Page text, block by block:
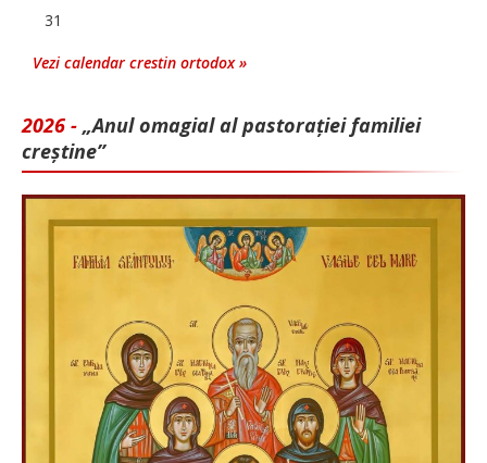
31
Vezi calendar crestin ortodox »
2026 - „Anul omagial al pastorației familiei
creștine”